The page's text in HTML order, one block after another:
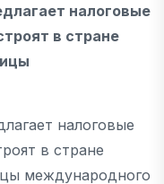
налоговые
в стране
налоговые
в стране
международного